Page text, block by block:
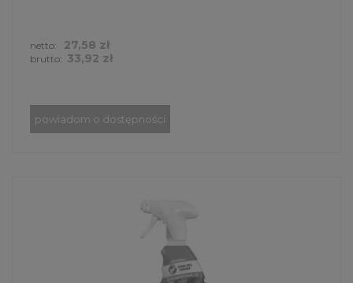
brutto: 33,92 zł
netto: 27,58 zł
powiadom o dostępności